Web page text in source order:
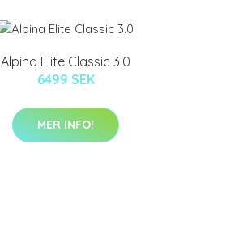
Alpina Elite Classic 3.0
6499 SEK
MER INFO!